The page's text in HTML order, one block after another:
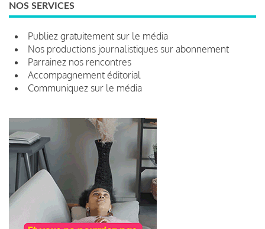
NOS SERVICES
Publiez gratuitement sur le média
Nos productions journalistiques sur abonnement
Parrainez nos rencontres
Accompagnement éditorial
Communiquez sur le média